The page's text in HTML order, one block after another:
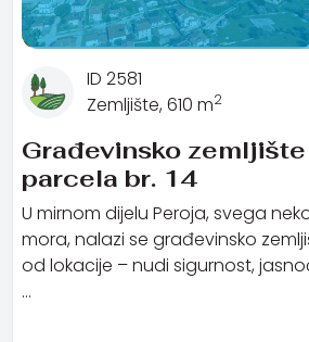
ID 2581
Zemljište, 610 m2
Građevinsko
parcela br. 14
U mirnom dijelu Peroja, svega
mora, nalazi se građevinsko
od lokacije – nudi sigurnost,
…